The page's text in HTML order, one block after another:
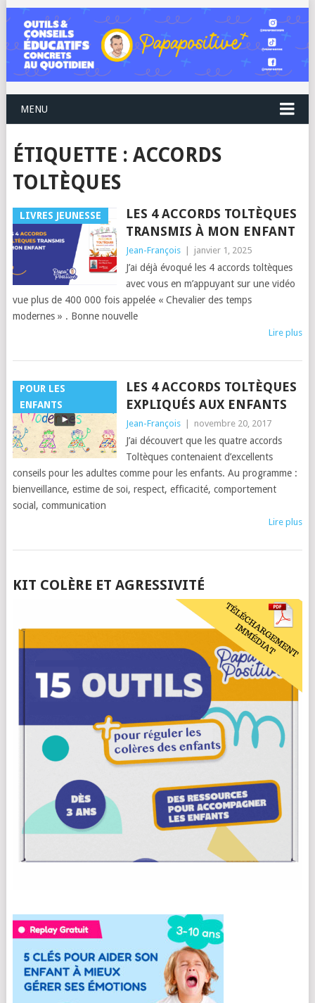
MENU
ÉTIQUETTE : ACCORDS
TOLTÈQUES
LIVRES JEUNESSE
LES 4 ACCORDS TOLTÈQUES
TRANSMIS À MON ENFANT
Jean-François janvier 1, 2025
J’ai déjà évoqué les 4 accords toltèques
avec vous en m’appuyant sur une vidéo
vue plus de 400 000 fois appelée « Chevalier des temps
modernes » . Bonne nouvelle
Lire plus
POUR LES
ENFANTS
LES 4 ACCORDS TOLTÈQUES
EXPLIQUÉS AUX ENFANTS
Jean-François novembre 20, 2017
J’ai découvert que les quatre accords
Toltèques contenaient d’excellents
conseils pour les adultes comme pour les enfants. Au programme :
bienveillance, estime de soi, respect, efficacité, comportement
social, communication
Lire plus
POSTS
KIT COLÈRE ET AGRESSIVITÉ